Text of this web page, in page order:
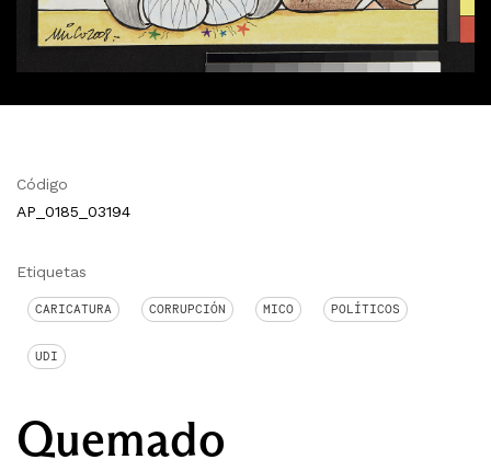
Código
AP_0185_03194
Etiquetas
CARICATURA CORRUPCIÓN MICO POLÍTICOS
UDI
Quemado